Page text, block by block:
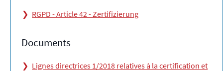
RGPD - Article 42 - Zertifizierung
Documents
Lignes directrices 1/2018 relatives à la certification et